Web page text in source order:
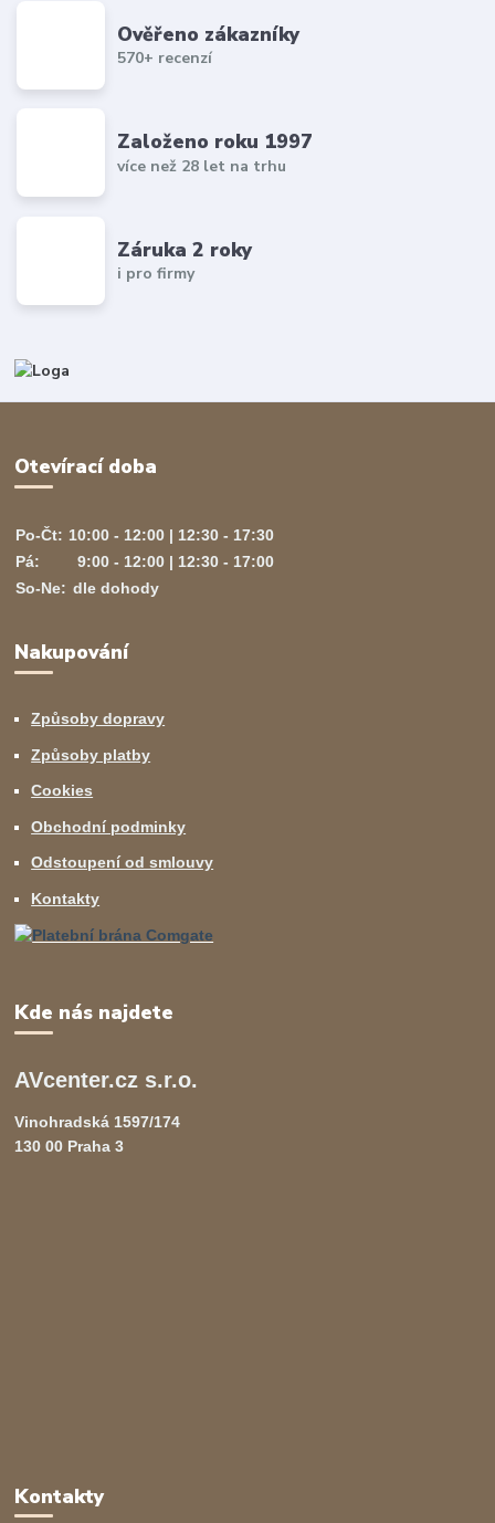
Ověřeno zákazníky
570+ recenzí
Založeno roku 1997
více než 28 let na trhu
Záruka 2 roky
i pro firmy
Otevírací doba
Po-Čt: 10:00 - 12:00 | 12:30 - 17:30
Pá:
9:00 - 12:00 | 12:30 - 17:00
So-Ne: dle dohody
Nakupování
Způsoby dopravy
Způsoby platby
Cookies
Obchodní podminky
Odstoupení od smlouvy
Kontakty
Kde nás najdete
AVcenter.cz s.r.o.
Vinohradská 1597/174
130 00 Praha 3
Kontakty